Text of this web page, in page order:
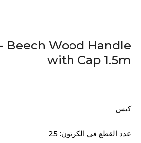
Beech Wood Handle
with Cap 1.5m
كيس
عدد القطع في الكرتون: 25